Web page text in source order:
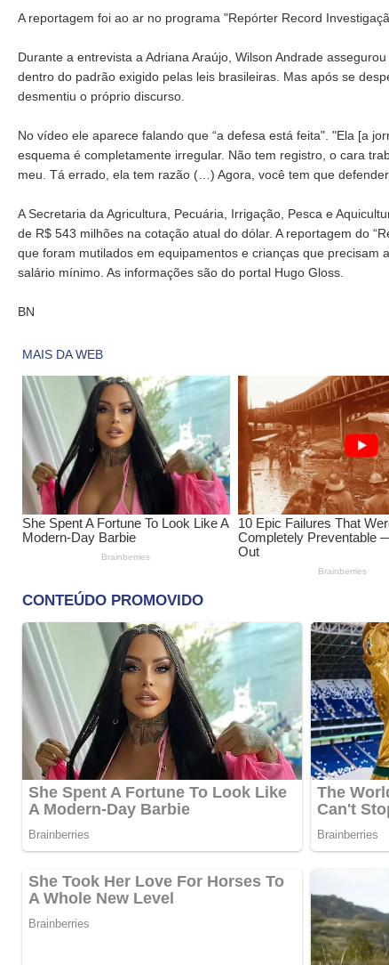
A reportagem foi ao ar no programa "Repórter Record
Durante a entrevista a Adriana Araújo, Wilson Andrade
dentro do padrão exigido pelas leis brasileiras. Mas após se
desmentiu o próprio discurso.
No vídeo ele aparece falando que “a defesa está feita". "Ela [a
esquema é completamente irregular. Não tem registro, o cara
meu. Tá errado, ela tem razão (…) Agora, você tem que
A Secretaria da Agricultura, Pecuária, Irrigação, Pesca e
de R$ 543 milhões na cotação atual do dólar. A reportagem do
que foram mutilados em equipamentos e crianças que
salário mínimo. As informações são do portal Hugo Gloss.
BN